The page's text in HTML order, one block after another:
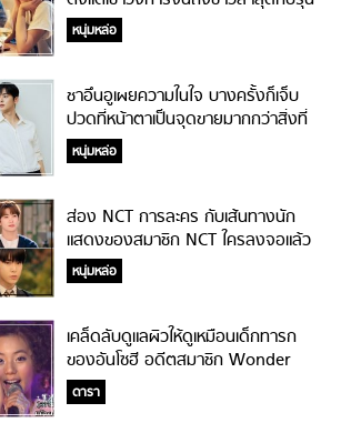
น้องร่วมค่าย!
หนุ่มหล่อ
ชาอึนอูเผยความในใจ บางครั้งก็เจ็บ
ปวดที่หน้าตาเป็นจุดขายมากกว่าสิ่งที่
เขาทำ!
หนุ่มหล่อ
ส่อง NCT การละคร กับเส้นทางนัก
แสดงของสมาชิก NCT ใครลงจอแล้ว
บ้าง!
หนุ่มหล่อ
เคล็ดลับดูแลผิวให้ดูเหมือนเด็กทารก
ของอันโซฮี อดีตสมาชิก Wonder
Girls!
ดารา